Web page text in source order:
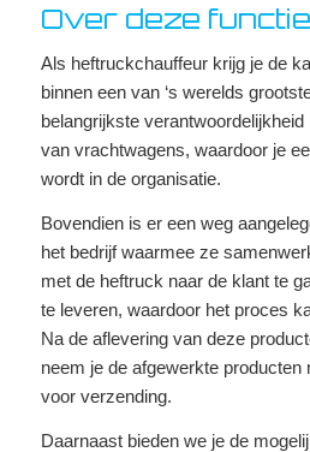
Over deze functie
Als heftruckchauffeur krijg je de
binnen een van ‘s werelds
belangrijkste
van vrachtwagens, waardoor je
wordt in de organisatie.
Bovendien is er een weg
het bedrijf waarmee ze
met de heftruck naar de klant te
te leveren, waardoor het proces
Na de aflevering van deze
neem je de afgewerkte producten
voor verzending.
Daarnaast bieden we je de